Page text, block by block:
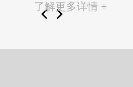
了解更多详情 +